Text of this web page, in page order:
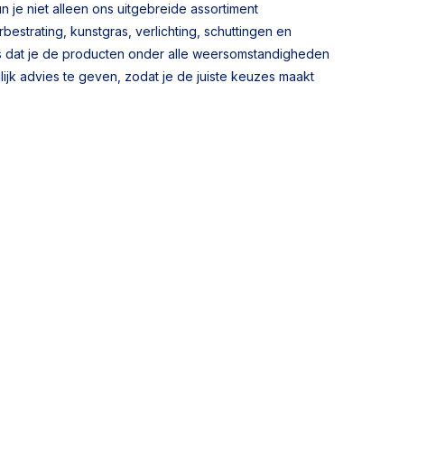
je niet alleen ons uitgebreide assortiment
kunstgras, verlichting, schuttingen en
je de producten onder alle weersomstandigheden
advies te geven, zodat je de juiste keuzes maakt